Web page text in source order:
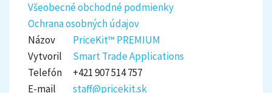
Všeobecné obchodné podmienky
Ochrana osobných údajov
Názov
PriceKit™ PREMIUM
Vytvoril
Smart Trade Applications
Telefón
+421 907 514 757
E-mail
staff@pricekit.sk